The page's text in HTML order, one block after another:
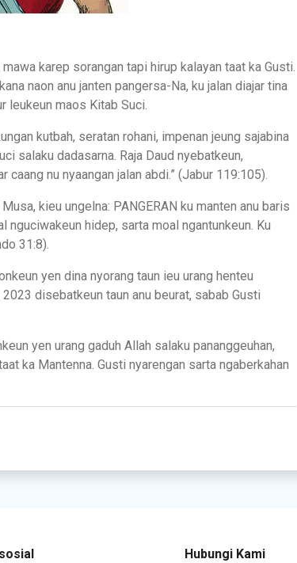
karep sorangan tapi hirup kalayan taat ka Gusti.
naon anu janten pangersa-Na, ku jalan diajar tina
leukeun maos Kitab Suci.
kutbah, seratan rohani, impenan jeung sajabina
salaku dadasarna. Raja Daud nyebatkeun,
nu nyaangan jalan abdi.” (Jabur 119:105).
kieu ungelna: PANGERAN ku manten anu baris
nguciwakeun hidep, sarta moal ngantunkeun. Ku
31:8).
yen dina nyorang taun ieu urang henteu
disebatkeun taun anu beurat, sabab Gusti
yen urang gaduh Allah salaku pananggeuhan,
ka Mantenna. Gusti nyarengan sarta ngaberkahan
Hubungi Kami